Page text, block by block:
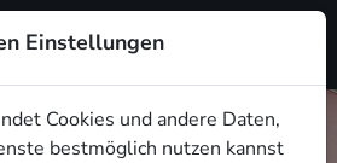
Registrieren
Einstellungen
Cookies und andere Daten,
bestmöglich nutzen kannst